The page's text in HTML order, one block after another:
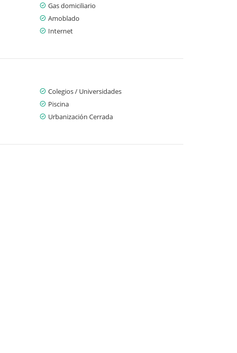
Gas domiciliario
Amoblado
Internet
Colegios / Universidades
Piscina
Urbanización Cerrada